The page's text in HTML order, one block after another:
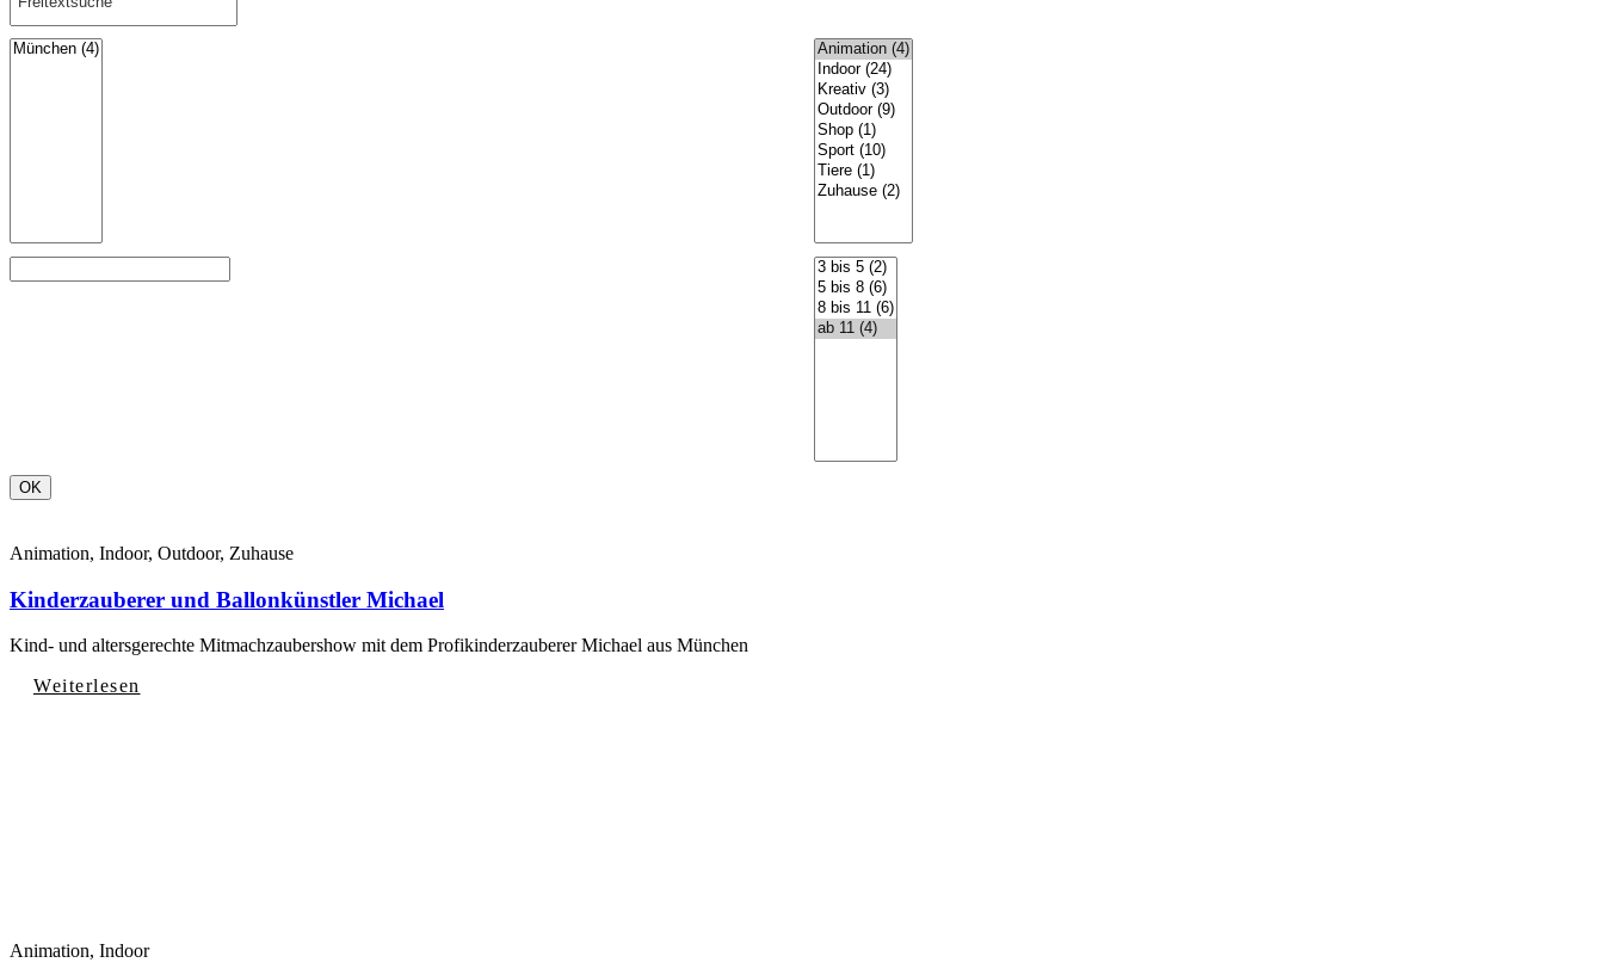
Animation, Indoor, Outdoor, Zuhause
Kinderzauberer und Ballonkünstler Michael
Kind- und altersgerechte Mitmachzaubershow mit dem Profikinderzauberer Michael aus München
Weiterlesen
Animation, Indoor